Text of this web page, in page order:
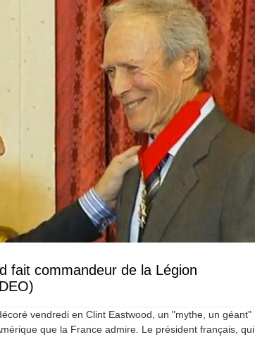
fait commandeur de la Légion
vendredi en Clint Eastwood, un "mythe, un géant"
que la France admire. Le président français, qui